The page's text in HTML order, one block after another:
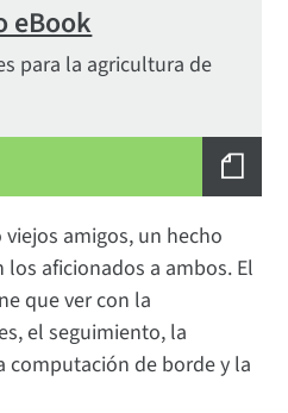
eBook
para la agricultura de
amigos, un hecho
aficionados a ambos. El
que ver con la
el seguimiento, la
computación de borde y la